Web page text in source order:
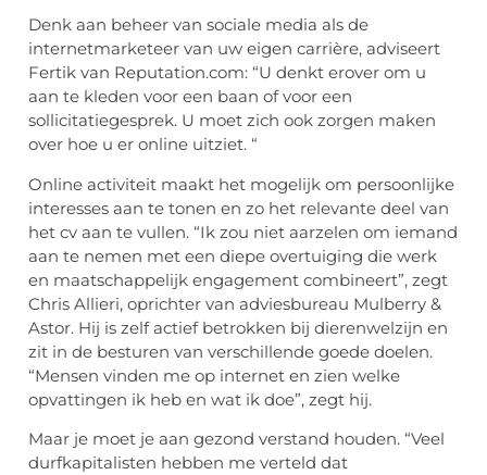
Denk aan beheer van sociale media als de
internetmarketeer van uw eigen carrière, adviseert
Fertik van Reputation.com: “U denkt erover om u
aan te kleden voor een baan of voor een
sollicitatiegesprek. U moet zich ook zorgen maken
over hoe u er online uitziet. “
Online activiteit maakt het mogelijk om persoonlijke
interesses aan te tonen en zo het relevante deel van
het cv aan te vullen. “Ik zou niet aarzelen om iemand
aan te nemen met een diepe overtuiging die werk
en maatschappelijk engagement combineert”, zegt
Chris Allieri, oprichter van adviesbureau Mulberry &
Astor. Hij is zelf actief betrokken bij dierenwelzijn en
zit in de besturen van verschillende goede doelen.
“Mensen vinden me op internet en zien welke
opvattingen ik heb en wat ik doe”, zegt hij.
Maar je moet je aan gezond verstand houden. “Veel
durfkapitalisten hebben me verteld dat